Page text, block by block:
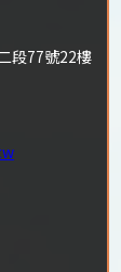
段77號22樓